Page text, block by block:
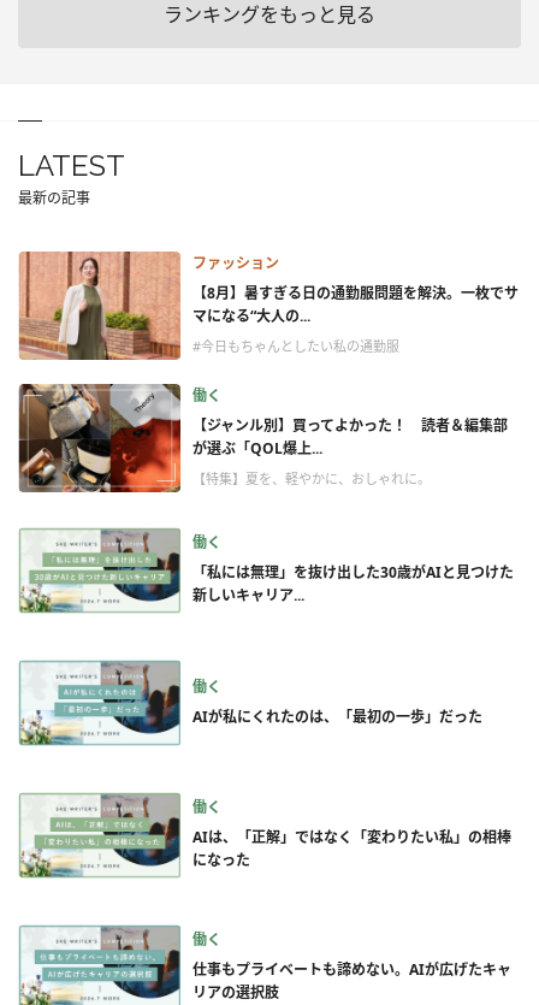
ランキングをもっと見る
LATEST
最新の記事
ファッション
【8月】暑すぎる日の通勤服問題を解決。一枚でサ
マになる“大人の...
#今日もちゃんとしたい私の通勤服
働く
【ジャンル別】買ってよかった！ 読者＆編集部
が選ぶ「QOL爆上...
【特集】夏を、軽やかに、おしゃれに。
働く
「私には無理」を抜け出した30歳がAIと見つけた
新しいキャリア...
働く
AIが私にくれたのは、「最初の一歩」だった
働く
AIは、「正解」ではなく「変わりたい私」の相棒
になった
働く
仕事もプライベートも諦めない。AIが広げたキャ
リアの選択肢